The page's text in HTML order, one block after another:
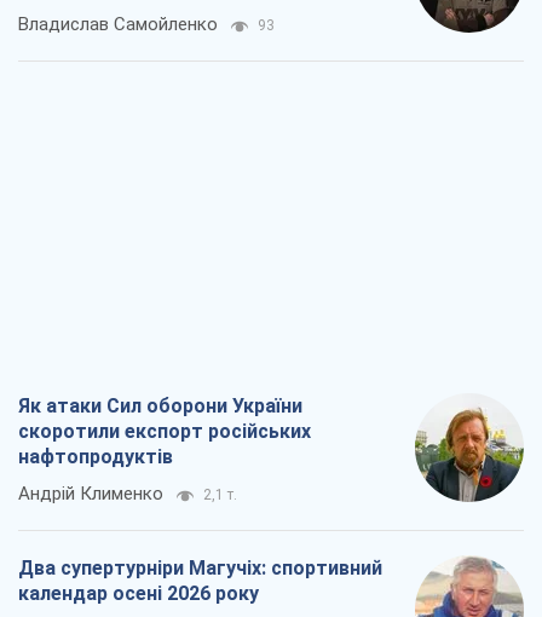
Владислав Самойленко 93
Як атаки Сил оборони України
скоротили експорт російських
нафтопродуктів
Андрій Клименко 2,1 т.
Два супертурніри Магучіх: спортивний
календар осені 2026 року